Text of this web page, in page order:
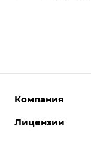
Компания
О компании
Лицензии